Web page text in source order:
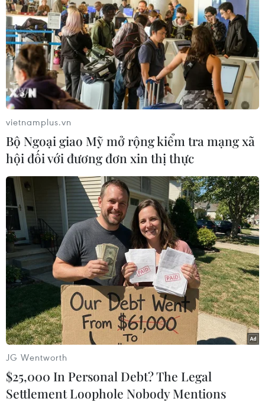
vietnamplus.vn
Bộ Ngoại giao Mỹ mở rộng kiểm tra mạng xã
hội đối với đương đơn xin thị thực
JG Wentworth
$25,000 In Personal Debt? The Legal
Settlement Loophole Nobody Mentions